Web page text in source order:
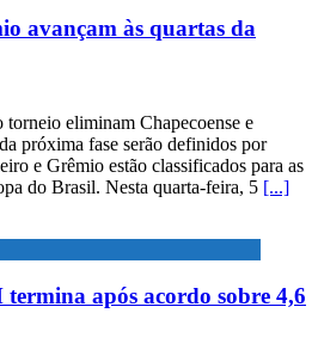
avançam às quartas da
torneio eliminam Chapecoense e
próxima fase serão definidos por
e Grêmio estão classificados para as
do Brasil. Nesta quarta-feira, 5 [...]
após acordo sobre 4,6